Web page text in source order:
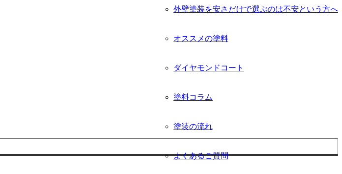
外壁塗装を安さだけで選ぶのは不安という方へ
オススメの塗料
ダイヤモンドコート
塗料コラム
塗装の流れ
よくあるご質問